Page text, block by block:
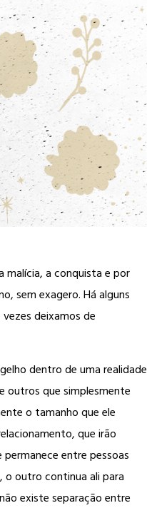
malícia, a conquista e por
sem exagero. Há alguns
deixamos de
dentro de uma realidade
outros que simplesmente
o tamanho que ele
que irão
entre pessoas
o outro continua ali para
existe separação entre